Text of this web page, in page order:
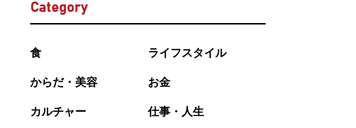
Category
食 ライフスタイル
からだ・美容 お金
カルチャー 仕事・人生